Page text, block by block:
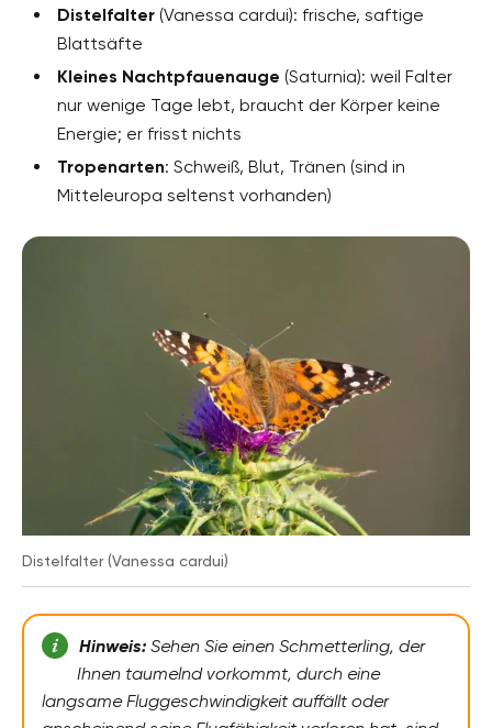
Distelfalter (Vanessa cardui): frische, saftige
Blattsäfte
Kleines Nachtpfauenauge (Saturnia): weil Falter
nur wenige Tage lebt, braucht der Körper keine
Energie; er frisst nichts
Tropenarten: Schweiß, Blut, Tränen (sind in
Mitteleuropa seltenst vorhanden)
Distelfalter (Vanessa cardui)
Hinweis: Sehen Sie einen Schmetterling, der
Ihnen taumelnd vorkommt, durch eine
langsame Fluggeschwindigkeit auffällt oder